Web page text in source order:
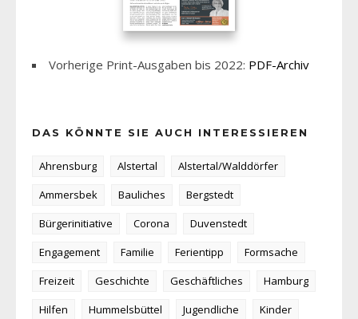
Vorherige Print-Ausgaben bis 2022: PDF-Archiv
DAS KÖNNTE SIE AUCH INTERESSIEREN
Ahrensburg Alstertal
Alstertal/Walddörfer
Ammersbek
Bauliches
Bergstedt
Bürgerinitiative
Corona
Duvenstedt
Engagement
Familie Ferientipp
Formsache
Freizeit
Geschichte Geschäftliches
Hamburg
Hilfen
Hummelsbüttel Jugendliche
Kinder